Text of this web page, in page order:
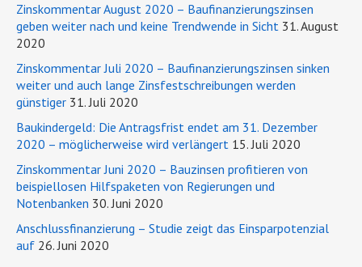
Zinskommentar August 2020 – Baufinanzierungszinsen
geben weiter nach und keine Trendwende in Sicht 31. August
2020
Zinskommentar Juli 2020 – Baufinanzierungszinsen sinken
weiter und auch lange Zinsfestschreibungen werden
günstiger 31. Juli 2020
Baukindergeld: Die Antragsfrist endet am 31. Dezember
2020 – möglicherweise wird verlängert 15. Juli 2020
Zinskommentar Juni 2020 – Bauzinsen profitieren von
beispiellosen Hilfspaketen von Regierungen und
Notenbanken 30. Juni 2020
Anschlussfinanzierung – Studie zeigt das Einsparpotenzial
auf 26. Juni 2020